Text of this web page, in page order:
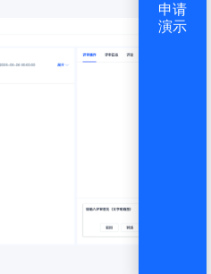
申请
演示